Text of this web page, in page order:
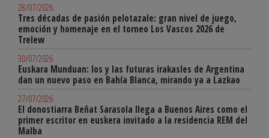
28/07/2026
Tres décadas de pasión pelotazale: gran nivel de juego,
emoción y homenaje en el torneo Los Vascos 2026 de
Trelew
30/07/2026
Euskara Munduan: los y las futuras irakasles de Argentina
dan un nuevo paso en Bahía Blanca, mirando ya a Lazkao
27/07/2026
El donostiarra Beñat Sarasola llega a Buenos Aires como el
primer escritor en euskera invitado a la residencia REM del
Malba